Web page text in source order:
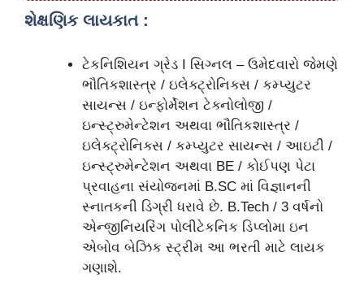
શેક્ષણિક લાયકાત :
ટેકનિશિયન ગ્રેડ I સિગ્નલ – ઉમેદવારો જેમણે
ભૌતિકશાસ્ત્ર / ઇલેક્ટ્રોનિક્સ / કમ્પ્યુટર
સાયન્સ / ઇન્ફોર્મેશન ટેક્નોલોજી /
ઇન્સ્ટ્રુમેન્ટેશન અથવા ભૌતિકશાસ્ત્ર /
ઇલેક્ટ્રોનિક્સ / કમ્પ્યુટર સાયન્સ / આઇટી /
ઇન્સ્ટ્રુમેન્ટેશન અથવા BE / કોઈપણ પેટા
પ્રવાહના સંયોજનમાં B.SC માં વિજ્ઞાનની
સ્નાતકની ડિગ્રી ધરાવે છે. B.Tech / 3 વર્ષનો
એન્જીનિયરિંગ પોલીટેકનિક ડિપ્લોમા ઇન
એબોવ બેઝિક સ્ટ્રીમ આ ભરતી માટે લાયક
ગણાશે.